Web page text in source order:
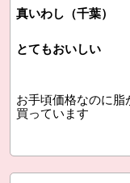
真いわし（千葉）
とてもおいしい
お手頃価格なのに脂
買っています